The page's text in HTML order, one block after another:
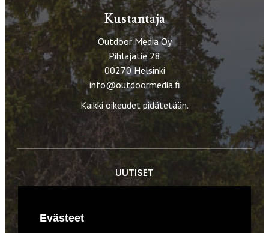
Kustantaja
Outdoor Media Oy
Pihlajatie 28
00270 Helsinki
info@outdoormedia.fi
Kaikki oikeudet pidätetään.
UUTISET
Evästeet